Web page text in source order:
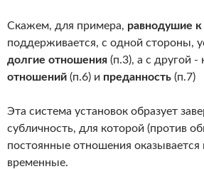
Скажем, для примера, равнодушие к
поддерживается, с одной стороны,
долгие отношения (п.3), а с другой -
отношений (п.6) и преданность (п.7)
Эта система установок образует
субличность, для которой (против
постоянные отношения оказывается
временные.